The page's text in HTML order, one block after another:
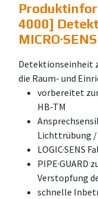
4000]
Detektionseinheit
die Raum- und
vorbereitet
HB-TM
Lichttrübung
LOGIC·SENS
PIPE·GUARD
Verstopfung
schnelle